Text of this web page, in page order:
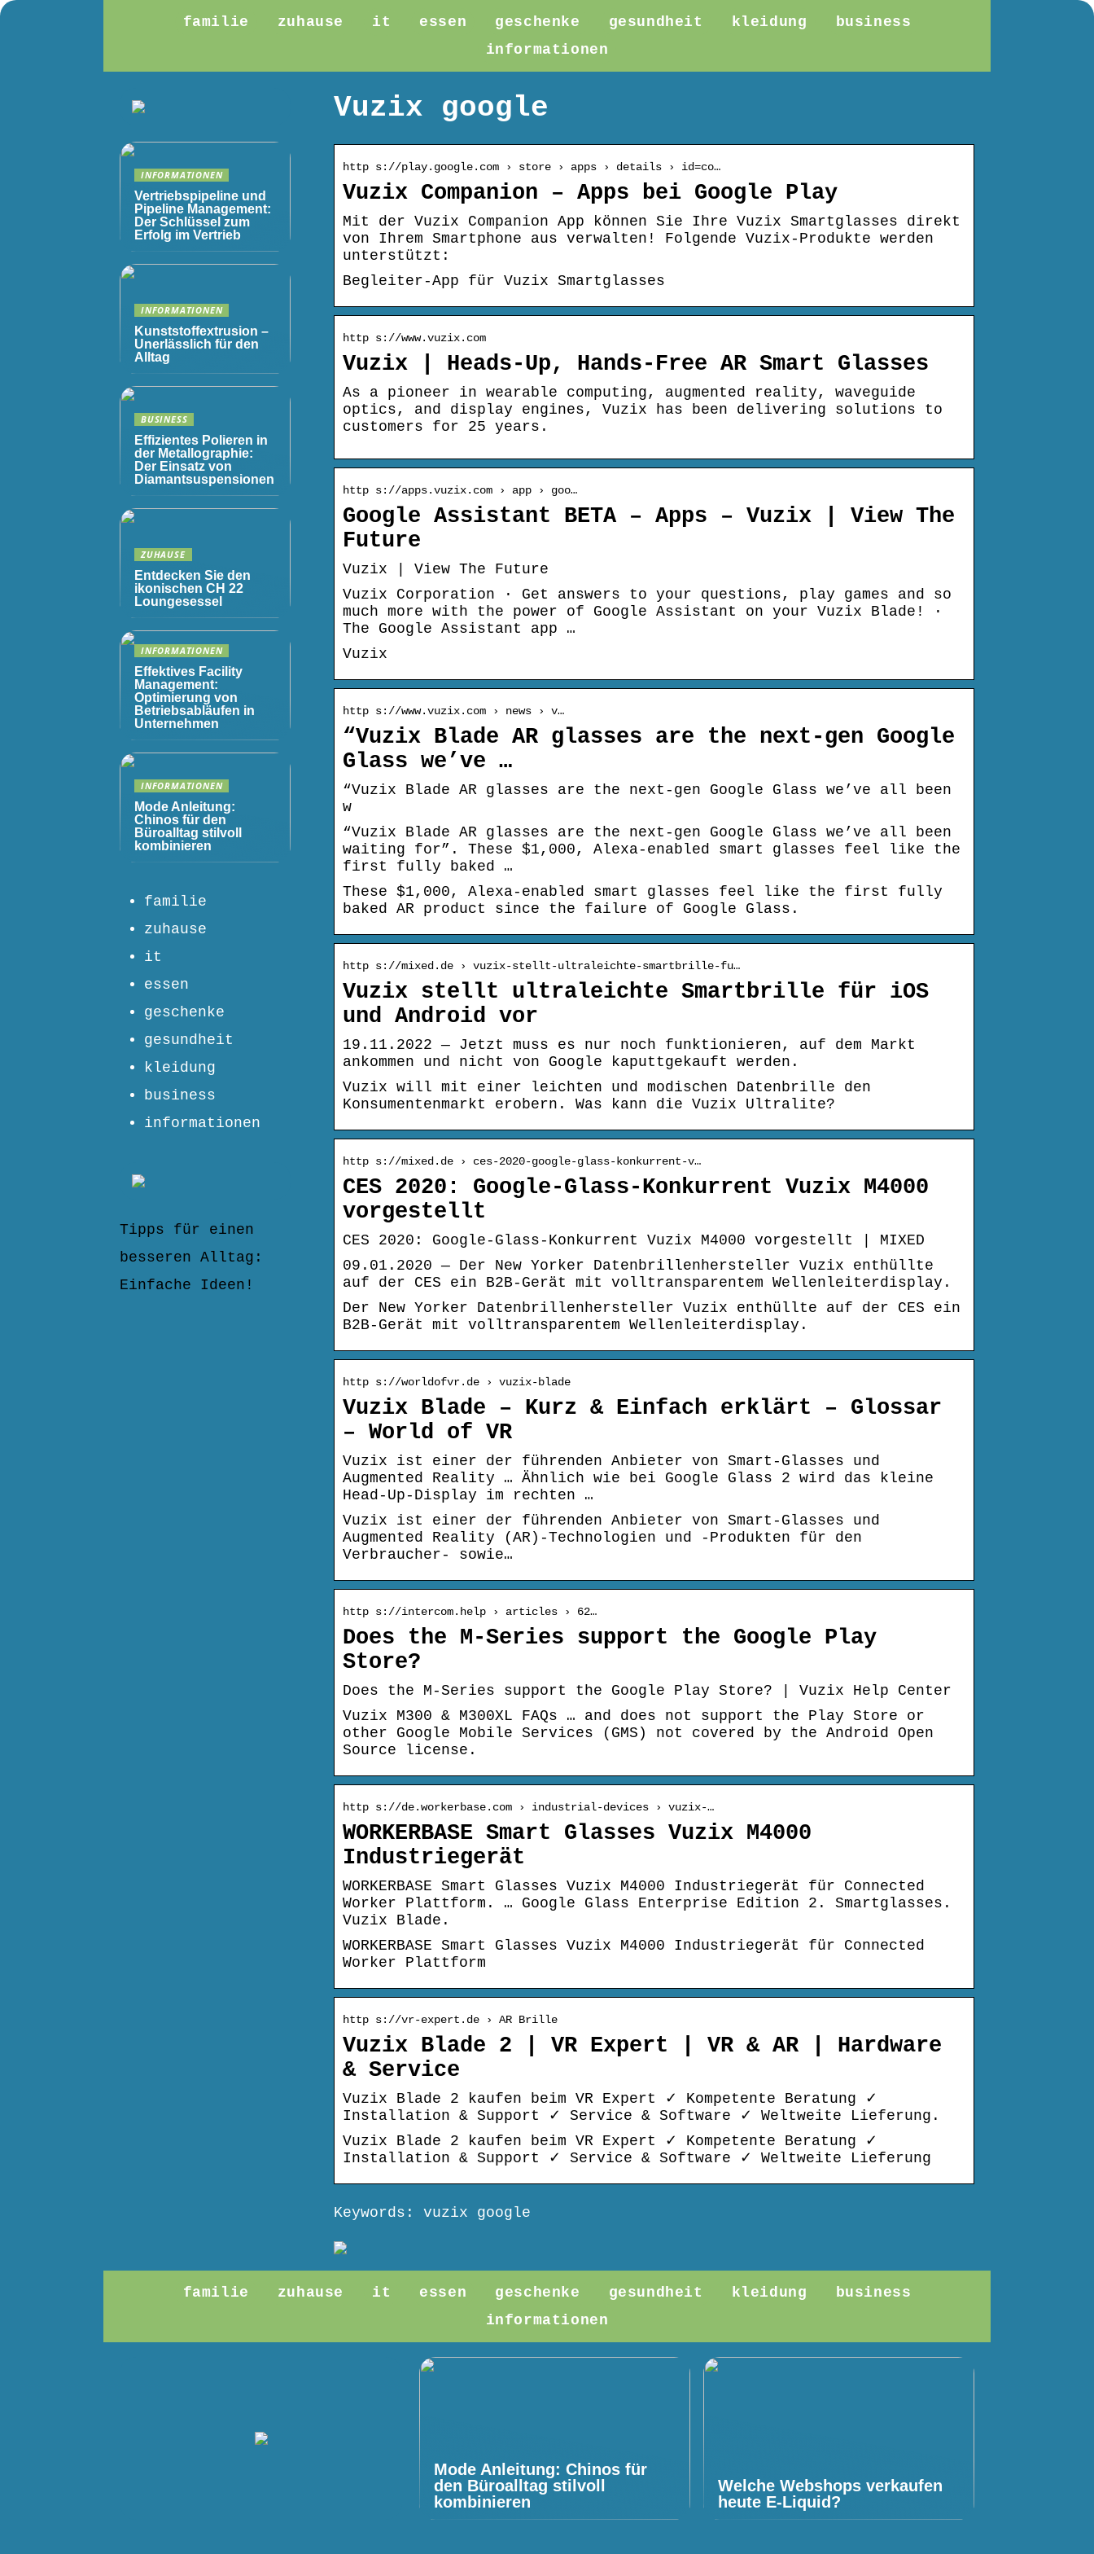
familie zuhause it essen geschenke gesundheit kleidung
business
informationen
Vuzix google
http s://play.google.com › store › apps › details › id=co…
Vuzix Companion – Apps bei Google Play
Mit der Vuzix Companion App können Sie Ihre Vuzix Smartglasses direkt
von Ihrem Smartphone aus verwalten! Folgende Vuzix-Produkte werden
unterstützt:
Begleiter-App für Vuzix Smartglasses
http s://www.vuzix.com
Vuzix | Heads-Up, Hands-Free AR Smart Glasses
As a pioneer in wearable computing, augmented reality, waveguide
optics, and display engines, Vuzix has been delivering solutions to
customers for 25 years.
http s://apps.vuzix.com › app › goo…
Google Assistant BETA – Apps – Vuzix | View The
Future
Vuzix | View The Future
Vuzix Corporation · Get answers to your questions, play games and so
much more with the power of Google Assistant on your Vuzix Blade! ·
The Google Assistant app …
Vuzix
http s://www.vuzix.com › news › v…
“Vuzix Blade AR glasses are the next-gen Google
Glass we’ve …
“Vuzix Blade AR glasses are the next-gen Google Glass we’ve all been
w
“Vuzix Blade AR glasses are the next-gen Google Glass we’ve all been
waiting for”. These $1,000, Alexa-enabled smart glasses feel like the
first fully baked …
These $1,000, Alexa-enabled smart glasses feel like the first fully
baked AR product since the failure of Google Glass.
http s://mixed.de › vuzix-stellt-ultraleichte-smartbrille-fu…
Vuzix stellt ultraleichte Smartbrille für iOS
und Android vor
19.11.2022 — Jetzt muss es nur noch funktionieren, auf dem Markt
ankommen und nicht von Google kaputtgekauft werden.
Vuzix will mit einer leichten und modischen Datenbrille den
Konsumentenmarkt erobern. Was kann die Vuzix Ultralite?
http s://mixed.de › ces-2020-google-glass-konkurrent-v…
CES 2020: Google-Glass-Konkurrent Vuzix M4000
vorgestellt
CES 2020: Google-Glass-Konkurrent Vuzix M4000 vorgestellt | MIXED
09.01.2020 — Der New Yorker Datenbrillenhersteller Vuzix enthüllte
auf der CES ein B2B-Gerät mit volltransparentem Wellenleiterdisplay.
Der New Yorker Datenbrillenhersteller Vuzix enthüllte auf der CES ein
B2B-Gerät mit volltransparentem Wellenleiterdisplay.
http s://worldofvr.de › vuzix-blade
Vuzix Blade – Kurz & Einfach erklärt – Glossar
– World of VR
Vuzix ist einer der führenden Anbieter von Smart-Glasses und
Augmented Reality … Ähnlich wie bei Google Glass 2 wird das kleine
Head-Up-Display im rechten …
Vuzix ist einer der führenden Anbieter von Smart-Glasses und
Augmented Reality (AR)-Technologien und -Produkten für den
Verbraucher- sowie…
http s://intercom.help › articles › 62…
Does the M-Series support the Google Play
Store?
Does the M-Series support the Google Play Store? | Vuzix Help Center
Vuzix M300 & M300XL FAQs … and does not support the Play Store or
other Google Mobile Services (GMS) not covered by the Android Open
Source license.
http s://de.workerbase.com › industrial-devices › vuzix-…
WORKERBASE Smart Glasses Vuzix M4000
Industriegerät
WORKERBASE Smart Glasses Vuzix M4000 Industriegerät für Connected
Worker Plattform. … Google Glass Enterprise Edition 2. Smartglasses.
Vuzix Blade.
WORKERBASE Smart Glasses Vuzix M4000 Industriegerät für Connected
Worker Plattform
http s://vr-expert.de › AR Brille
Vuzix Blade 2 | VR Expert | VR & AR | Hardware
& Service
Vuzix Blade 2 kaufen beim VR Expert ✓ Kompetente Beratung ✓
Installation & Support ✓ Service & Software ✓ Weltweite Lieferung.
Vuzix Blade 2 kaufen beim VR Expert ✓ Kompetente Beratung ✓
Installation & Support ✓ Service & Software ✓ Weltweite Lieferung
Keywords: vuzix google
INFORMATIONEN
Vertriebspipeline und
Pipeline Management:
Der Schlüssel zum
Erfolg im Vertrieb
INFORMATIONEN
Kunststoffextrusion –
Unerlässlich für den
Alltag
BUSINESS
Effizientes Polieren in
der Metallographie:
Der Einsatz von
Diamantsuspensionen
ZUHAUSE
Entdecken Sie den
ikonischen CH 22
Loungesessel
INFORMATIONEN
Effektives Facility
Management:
Optimierung von
Betriebsabläufen in
Unternehmen
INFORMATIONEN
Mode Anleitung:
Chinos für den
Büroalltag stilvoll
kombinieren
familie
zuhause
it
essen
geschenke
gesundheit
kleidung
business
informationen
Tipps für einen
besseren Alltag:
Einfache Ideen!
familie zuhause it essen geschenke gesundheit kleidung
business
informationen
Mode Anleitung: Chinos für
den Büroalltag stilvoll
kombinieren
Welche Webshops verkaufen
heute E-Liquid?